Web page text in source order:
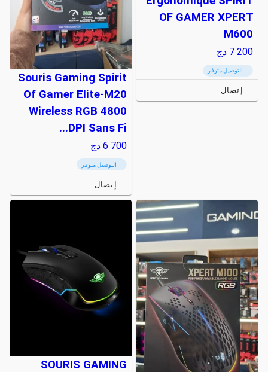
OF GAMER XPERT
M600
7 200 دج
التوصيل متوفر
إتصال
Souris Gaming Spirit
Of Gamer Elite-M20
Wireless RGB 4800
DPI Sans Fi...
6 700 دج
التوصيل متوفر
إتصال
SOURIS GAMING